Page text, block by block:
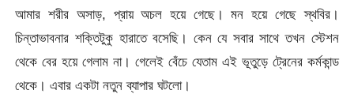
আমার শরীর অসাড়, প্রায় অচল হয়ে গেছে। মন হয়ে গেছে স্থবির।
চিন্তাভাবনার শক্তিটুকু হারাতে বসেছি। কেন যে সবার সাথে তখন স্টেশন
থেকে বের হয়ে গেলাম না। গেলেই বেঁচে যেতাম এই ভূতুড়ে ট্রেনের কর্মকান্ড
থেকে। এবার একটা নতুন ব্যাপার ঘটলো।